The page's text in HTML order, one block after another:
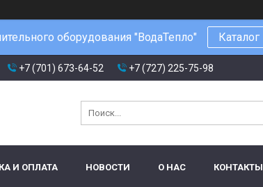
оборудования "ВодаТепло" Каталог
+7 (701) 673-64-52 +7 (727) 225-75-98
И ОПЛАТА НОВОСТИ О НАС КОНТАКТЫ